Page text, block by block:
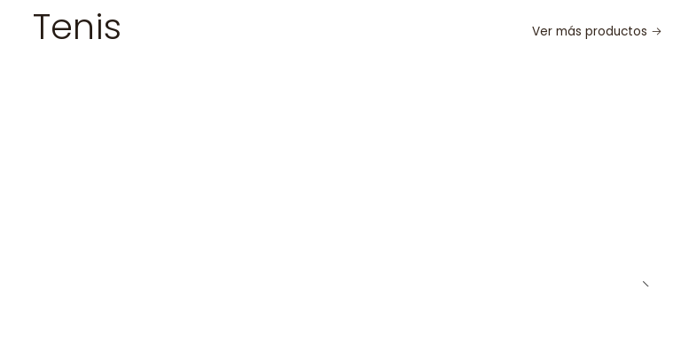
Tenis Ver más productos